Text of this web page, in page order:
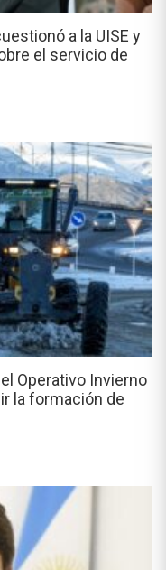
a la UISE y
el servicio de
Operativo Invierno
la formación de